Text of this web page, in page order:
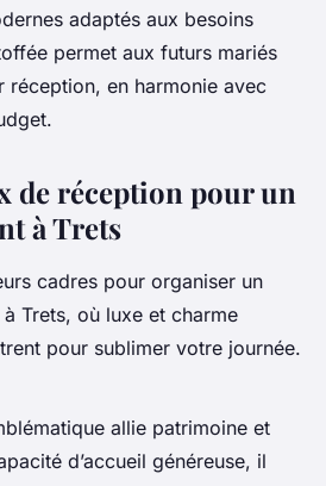
adaptés aux besoins
permet aux futurs mariés
réception, en harmonie avec
de réception pour un
à Trets
cadres pour organiser un
Trets, où luxe et charme
pour sublimer votre journée.
allie patrimoine et
d’accueil généreuse, il